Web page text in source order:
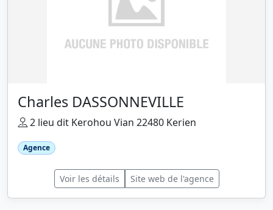
Charles DASSONNEVILLE
2 lieu dit Kerohou Vian 22480 Kerien
Agence
Voir les détails Site web de l'agence